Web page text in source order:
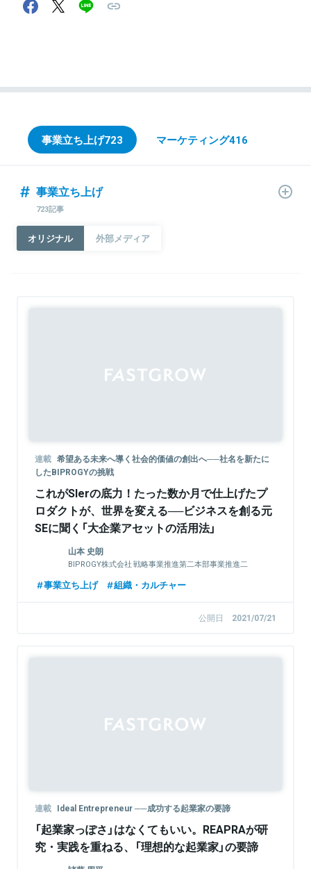
事業立ち上げ723 マーケティング416
事業立ち上げ
723記事
オリジナル 外部メディア
連載 希望ある未来へ導く社会的価値の創出へ──社名を新たに
したBIPROGYの挑戦
これがSIerの底力！たった数か月で仕上げたプ
ロダクトが、世界を変える──ビジネスを創る元
SEに聞く「大企業アセットの活用法」
山本 史朗
BIPROGY株式会社 戦略事業推進第二本部事業推進二
事業立ち上げ 組織・カルチャー
公開日 2021/07/21
連載 Ideal Entrepreneur ──成功する起業家の要諦
「起業家っぽさ」はなくてもいい。REAPRAが研
究・実践を重ねる、「理想的な起業家」の要諦